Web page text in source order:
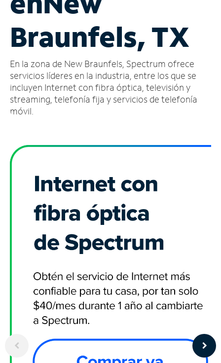
cuenta
Encuentra
tienda
Braunfels, TX
En la zona de New Braunfels, Spectrum ofrece
servicios líderes en la industria, entre los que se
incluyen Internet con fibra óptica, televisión y
streaming, telefonía fija y servicios de telefonía
móvil.